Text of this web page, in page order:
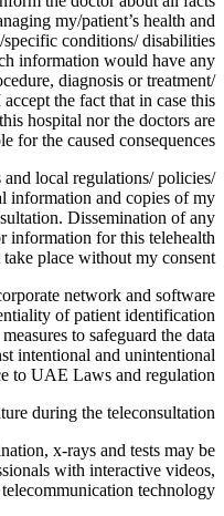
my/patient’s health and
conditions/ disabilities
information would have any
diagnosis or treatment/
the fact that in case this
hospital nor the doctors are
for the caused consequences.
local regulations/ policies/
information and copies of my
Dissemination of any
information for this telehealth
place without my consent.
network and software
of patient identification
to safeguard the data
intentional and unintentional
to UAE Laws and regulation.
during the teleconsultation:
x-rays and tests may be
with interactive videos,
technology.